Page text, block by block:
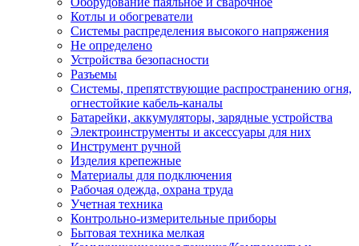
Котлы и обогреватели
Системы распределения высокого напряжения
Не определено
Устройства безопасности
Разъемы
Системы, препятствующие распространению огня,
огнестойкие кабель-каналы
Батарейки, аккумуляторы, зарядные устройства
Электроинструменты и аксессуары для них
Инструмент ручной
Изделия крепежные
Материалы для подключения
Рабочая одежда, охрана труда
Учетная техника
Контрольно-измерительные приборы
Бытовая техника мелкая